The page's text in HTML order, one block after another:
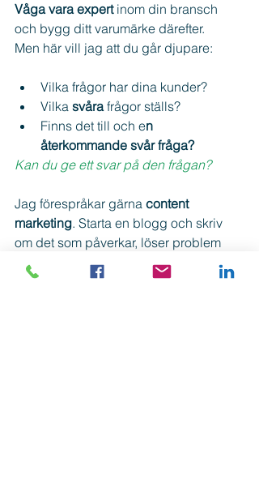
Våga vara expert inom din bransch
och bygg ditt varumärke därefter.
Men här vill jag att du går djupare:
Vilka frågor har dina kunder?
Vilka svåra frågor ställs?
Finns det till och en
återkommande svår fråga?
Kan du ge ett svar på den frågan?
Jag förespråkar gärna content
marketing. Starta en blogg och skriv
om det som påverkar, löser problem
och hjälper människor. Driv personer
till din hemsida och ta kontroll över